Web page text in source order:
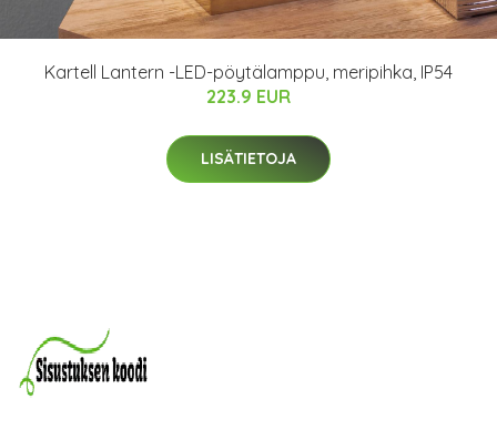
Kartell Lantern -LED-pöytälamppu, meripihka, IP54
223.9 EUR
LISÄTIETOJA